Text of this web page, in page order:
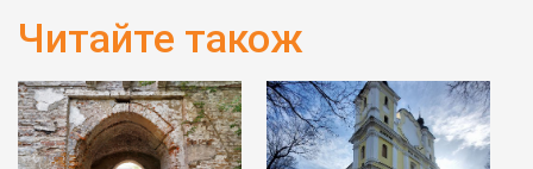
Читайте також